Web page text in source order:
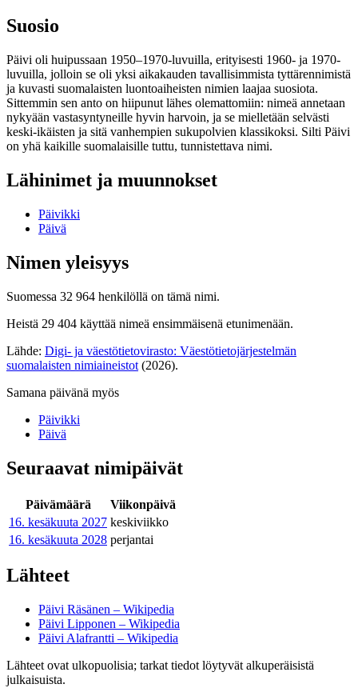
Suosio
Päivi oli huipussaan 1950–1970-luvuilla, erityisesti 1960- ja 1970-
luvuilla, jolloin se oli yksi aikakauden tavallisimmista tyttärennimistä
ja kuvasti suomalaisten luontoaiheisten nimien laajaa suosiota.
Sittemmin sen anto on hiipunut lähes olemattomiin: nimeä annetaan
nykyään vastasyntyneille hyvin harvoin, ja se mielletään selvästi
keski-ikäisten ja sitä vanhempien sukupolvien klassikoksi. Silti Päivi
on yhä kaikille suomalaisille tuttu, tunnistettava nimi.
Lähinimet ja muunnokset
Päivikki
Päivä
Nimen yleisyys
Suomessa 32 964 henkilöllä on tämä nimi.
Heistä 29 404 käyttää nimeä ensimmäisenä etunimenään.
Lähde: Digi- ja väestötietovirasto: Väestötietojärjestelmän
suomalaisten nimiaineistot (2026).
Samana päivänä myös
Päivikki
Päivä
Seuraavat nimipäivät
Päivämäärä
Viikonpäivä
16. kesäkuuta 2027 keskiviikko
16. kesäkuuta 2028 perjantai
Lähteet
Päivi Räsänen – Wikipedia
Päivi Lipponen – Wikipedia
Päivi Alafrantti – Wikipedia
Lähteet ovat ulkopuolisia; tarkat tiedot löytyvät alkuperäisistä
julkaisuista.